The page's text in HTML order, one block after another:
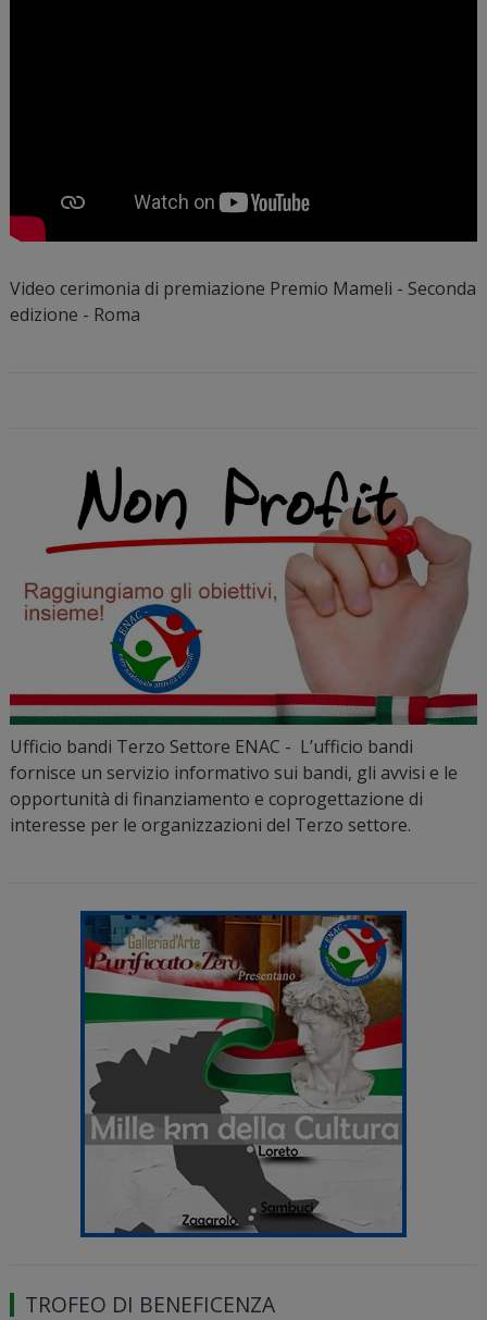
Video cerimonia di premiazione Premio Mameli - Seconda
edizione - Roma
Ufficio bandi Terzo Settore ENAC - L’ufficio bandi
fornisce un servizio informativo sui bandi, gli avvisi e le
opportunità di finanziamento e coprogettazione di
interesse per le organizzazioni del Terzo settore.
TROFEO DI BENEFICENZA